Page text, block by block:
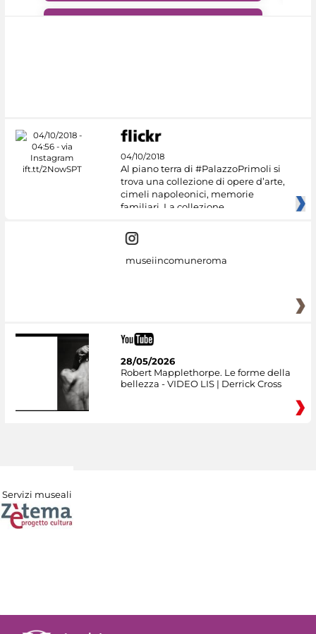
04/10/2018
Al piano terra di #PalazzoPrimoli si
trova una collezione di opere d’arte,
cimeli napoleonici, memorie
familiari. La collezione
museiincomuneroma
28/05/2026
Robert Mapplethorpe. Le forme della
bellezza - VIDEO LIS | Derrick Cross
Servizi museali